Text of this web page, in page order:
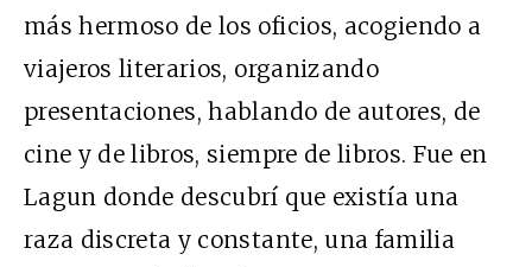
más hermoso de los oficios, acogiendo a
viajeros literarios, organizando
presentaciones, hablando de autores, de
cine y de libros, siempre de libros. Fue en
Lagun donde descubrí que existía una
raza discreta y constante, una familia